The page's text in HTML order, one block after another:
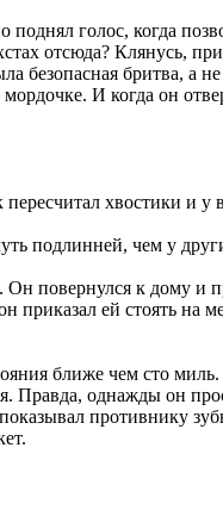
поднял голос, когда
отсюда? Клянусь,
безопасная бритва, а
И когда он
хвостики и у
подлинней, чем у
к дому и
приказал ей стоять
ближе чем сто
однажды он
противнику